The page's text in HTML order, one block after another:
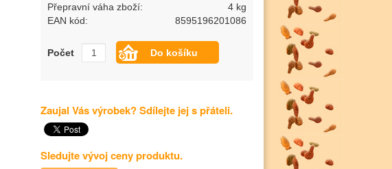
Přepravní váha zboží:
4 kg
EAN kód:
8595196201086
Počet
Zaujal Vás výrobek? Sdílejte jej s přáteli.
Sledujte vývoj ceny produktu.